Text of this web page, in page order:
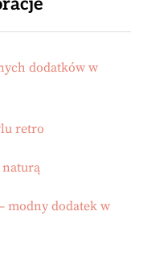
dodatków w
retro
modny dodatek w